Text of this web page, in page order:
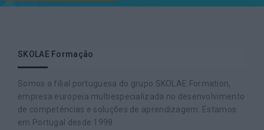
SKOLAE Formação
Somos a filial portuguesa do grupo SKOLAE Formation,
empresa europeia multiespecializada no desenvolvimento
de competências e soluções de aprendizagem. Estamos
em Portugal desde 1998.